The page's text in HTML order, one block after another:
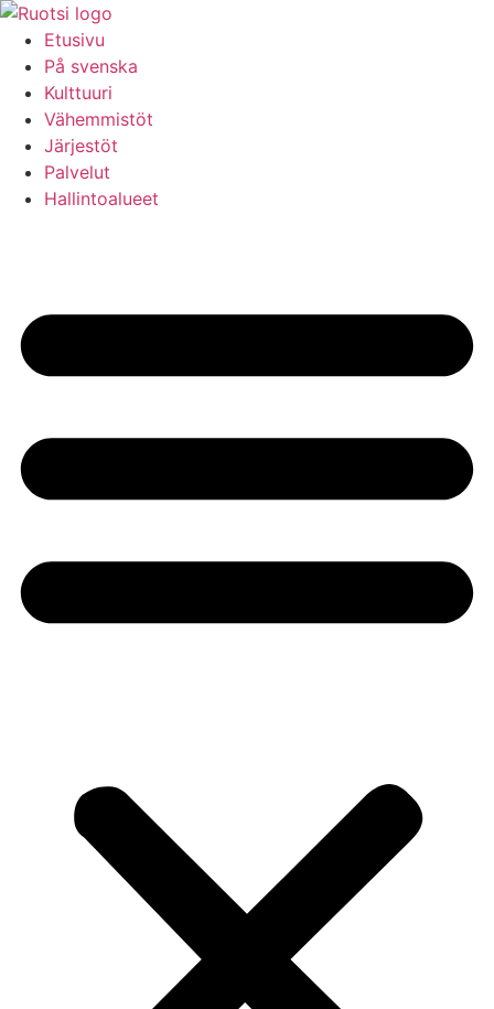
Hoppa
innehåll
Etusivu
På svenska
Kulttuuri
Vähemmistöt
Järjestöt
Palvelut
Hallintoalueet